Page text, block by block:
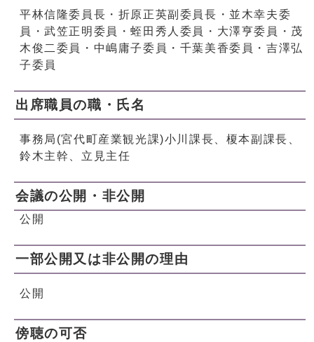
平林信隆委員長・折原正英副委員長・並木幸夫委
員・武笠正明委員・蛭田秀人委員・大澤亨委員・茂
木俊二委員・中嶋庸子委員・千葉美香委員・吉澤弘
子委員
出席職員の職・氏名
事務局(宮代町産業観光課)小川課長、榎本副課長、
鈴木主幹、立見主任
会議の公開・非公開
公開
一部公開又は非公開の理由
公開
傍聴の可否